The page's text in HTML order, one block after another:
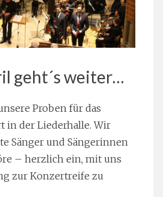
geht´s weiter…
Proben für das
in der Liederhalle. Wir
Sänger und Sängerinnen
– herzlich ein, mit uns
zur Konzertreife zu